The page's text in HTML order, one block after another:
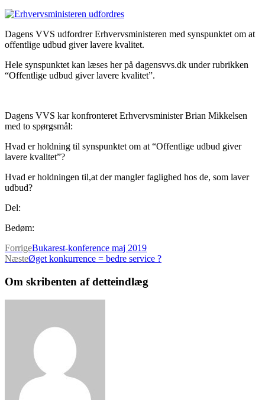
Dagens VVS udfordrer Erhvervsministeren med synspunktet om at
offentlige udbud giver lavere kvalitet.
Hele synspunktet kan læses her på dagensvvs.dk under rubrikken
“Offentlige udbud giver lavere kvalitet”.
Dagens VVS kar konfronteret Erhvervsminister Brian Mikkelsen
med to spørgsmål:
Hvad er holdning til synspunktet om at “Offentlige udbud giver
lavere kvalitet”?
Hvad er holdningen til,at der mangler faglighed hos de, som laver
udbud?
Del:
Bedøm:
ForrigeBukarest-konference maj 2019
NæsteØget konkurrence = bedre service ?
Om skribenten af detteindlæg